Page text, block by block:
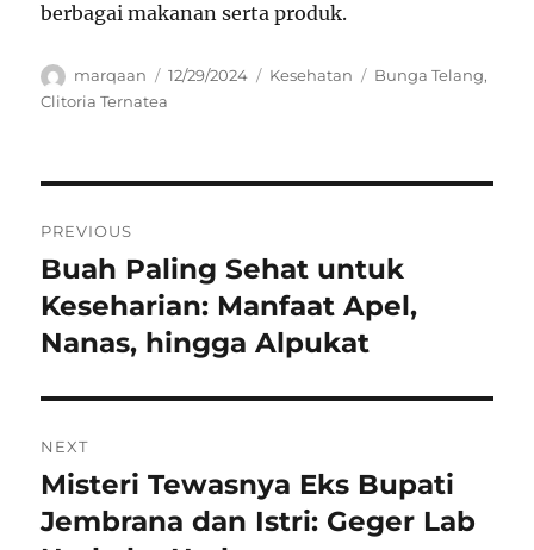
berbagai makanan serta produk.
Author
marqaan
Posted
12/29/2024 Categories
Kesehatan Tags
Bunga Telang,
Clitoria Ternatea
pos
PREVIOUS
Previous
post:
Buah Paling Sehat untuk
Keseharian: Manfaat Apel,
Nanas, hingga Alpukat
NEXT
Next
post:
Misteri Tewasnya Eks Bupati
Jembrana dan Istri: Geger Lab